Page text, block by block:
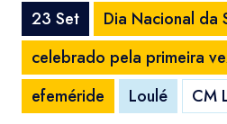
23 Set
Dia Nacional da
celebrado pela primeira
efeméride
Loulé CM